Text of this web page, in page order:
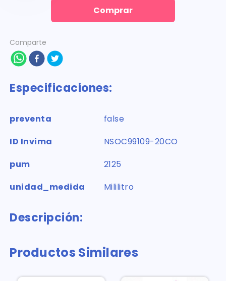
Comprar
Comparte
Especificaciones:
preventa
false
ID Invima
NSOC99109-20CO
pum
2125
unidad_medida
Mililitro
Descripción:
Productos Similares